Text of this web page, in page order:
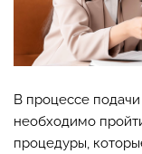
В процессе
необходимо
процедуры,